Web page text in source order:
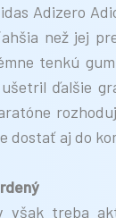
Adizero
než jej
tenkú
ďalšie
dostať aj do
však treba